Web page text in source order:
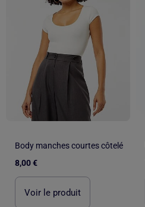
Body manches courtes côtelé
8,00 €
Voir le produit